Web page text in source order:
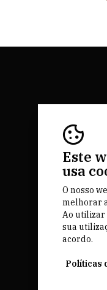
Este
usa
O nosso
melhorar
Ao utilizar
sua
acordo.
Políticas